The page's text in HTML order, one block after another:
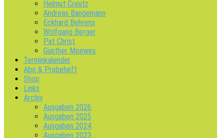
Helmut Creutz
Andreas Bangemann
Eckhard Behrens
Wolfgang Berger
Pat Christ
Günther Moewes
Terminkalender
Abo & Probeheft
Shop
Links
Archiv
Ausgaben 2026
Ausgaben 2025
Ausgaben 2024
Ausgaben 2023